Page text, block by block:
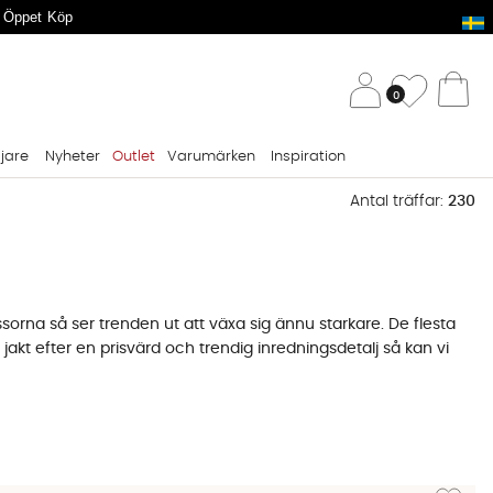
Köp
0
Nyheter Outlet Varumärken Inspiration
Antal träffar: 230
så ser trenden ut att växa sig ännu starkare. De flesta
efter en prisvärd och trendig inredningsdetalj så kan vi
Lägg till